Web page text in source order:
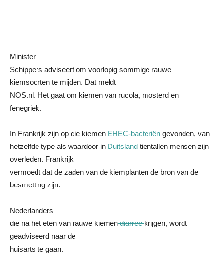
Minister
Schippers adviseert om voorlopig sommige rauwe
kiemsoorten te mijden. Dat meldt
NOS.nl. Het gaat om kiemen van rucola, mosterd en
fenegriek.
In Frankrijk zijn op die kiemenEHEC-bacteriën gevonden, van
hetzelfde type als waardoor in Duitslandtientallen mensen zijn
overleden. Frankrijk
vermoedt dat de zaden van de kiemplanten de bron van de
besmetting zijn.
Nederlanders
die na het eten van rauwe kiemendiarreekrijgen, wordt
geadviseerd naar de
huisarts te gaan.